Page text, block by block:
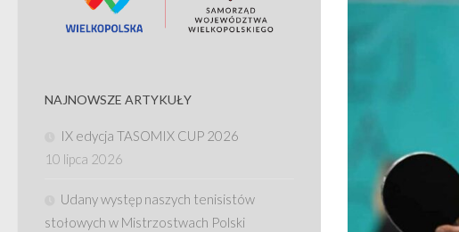
NAJNOWSZE ARTYKUŁY
IX edycja TASOMIX CUP 2026
10 lipca 2026
Udany występ naszych tenisistów
stołowych w Mistrzostwach Polski